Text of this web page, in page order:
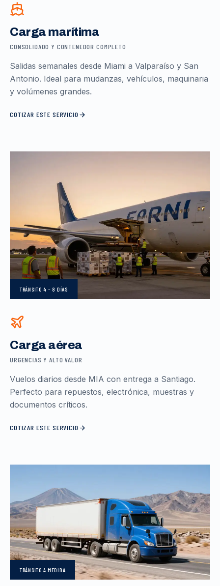
Carga marítima
CONSOLIDADO Y CONTENEDOR COMPLETO
Salidas semanales desde Miami a Valparaíso y San
Antonio. Ideal para mudanzas, vehículos, maquinaria
y volúmenes grandes.
COTIZAR ESTE SERVICIO
TRÁNSITO4 – 8 DÍAS
Carga aérea
URGENCIAS Y ALTO VALOR
Vuelos diarios desde MIA con entrega a Santiago.
Perfecto para repuestos, electrónica, muestras y
documentos críticos.
COTIZAR ESTE SERVICIO
TRÁNSITOA MEDIDA